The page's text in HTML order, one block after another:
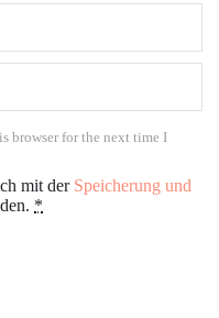
browser for the next time I
mit der Speicherung und
*